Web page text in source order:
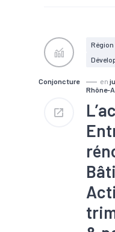
Conjoncture
Région
en
Rhône-